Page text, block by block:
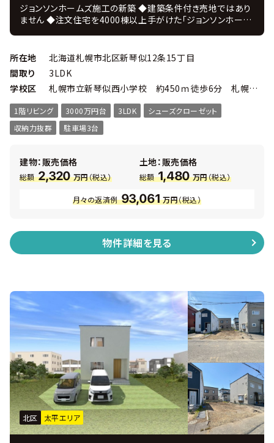
ジョンソンホームズ施工の新築 ◆建築条件付き売地ではあり
ません ◆注文住宅を4000棟以上手がけた「ジョンソンホーム
販売・アフターまで自社一貫体制、 住んでからのアフターフォ
ローも充実！ ◆建物は解体して更地にてお引き渡し ◆防風林
が立ち並ぶ「屯田西公園」至近の閑静な住宅街 ◆生活施設と
自然の調和がとれた新琴似エリア ■物件概要 ・ 3ＬＤＫ 延
べ床面積105.59㎡ ・ 敷地面積189.75㎡ ・ 幅員：北西側
公道約6.0ｍ ・ 高断熱のトリプルサッシ ・ カーテン＆照明
付 ・ 主寝室にはウォークインクローク ・ 各居室にも収納
あり
所在地
北海道札幌市北区新琴似12条15丁目
間取り
3LDK
学校区
札幌市立新琴似西小学校 約450ｍ徒歩6分 札幌市立新琴似北中学校 約1,400ｍ徒歩18分
1階リビング 3000万円台 3LDK
シューズクローゼット
収納力抜群
駐車場3台
建物：販売価格
総額 2,320 万円（税込）
土地：販売価格
総額 1,480 万円（税込）
月々の返済例 93,061 万円（税込）
物件詳細を見る
北区 太平エリア